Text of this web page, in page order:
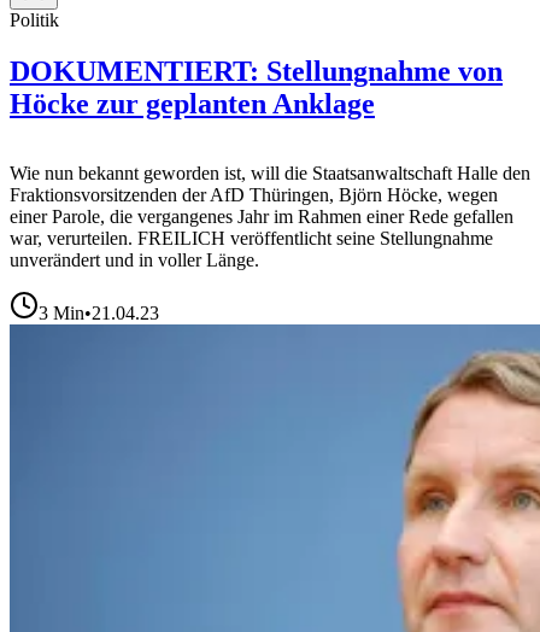
Politik
DOKUMENTIERT: Stellungnahme von
Höcke zur geplanten Anklage
Wie nun bekannt geworden ist, will die Staatsanwaltschaft Halle den
Fraktionsvorsitzenden der AfD Thüringen, Björn Höcke, wegen
einer Parole, die vergangenes Jahr im Rahmen einer Rede gefallen
war, verurteilen. FREILICH veröffentlicht seine Stellungnahme
unverändert und in voller Länge.
3 Min•21.04.23